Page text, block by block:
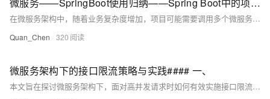
在微服务架构中，随着业务复杂度增加，项目可能需要调用多个微服务。为避免使用`@Value`注解逐一引入配置的繁琐，可通过定义配置类（如`MicroServiceUrl`）并结合`@ConfigurationProperties`注解实现批量管理。此方法需在配置文件中设置微服务地址（如订单、用户、购物车服务），并通过`@Component`将配置类纳入Spring容器。最后，在Controller中通过`@Resource`注入配置类即可便捷使用，提升代码可维护性。
Quan_Chen 320
微服务架构下的接口限流策略与实践#### 一、
本文旨在探讨微服务架构下，面对高并发请求时如何有效实施接口限流策略，以保障系统稳定性和服务质量。不同于传统的摘要概述，本文将从实际应用场景出发，深入剖析几种主流的限流算法（如令牌桶、漏桶及固定窗口计数器等），通过对比分析它们的优缺点，并结合具体案例，展示如何在Spring Cloud Gateway中集成自定义限流方案，实现动态限流规则调整，为读者提供一套可落地的实践指南。 #### 二、